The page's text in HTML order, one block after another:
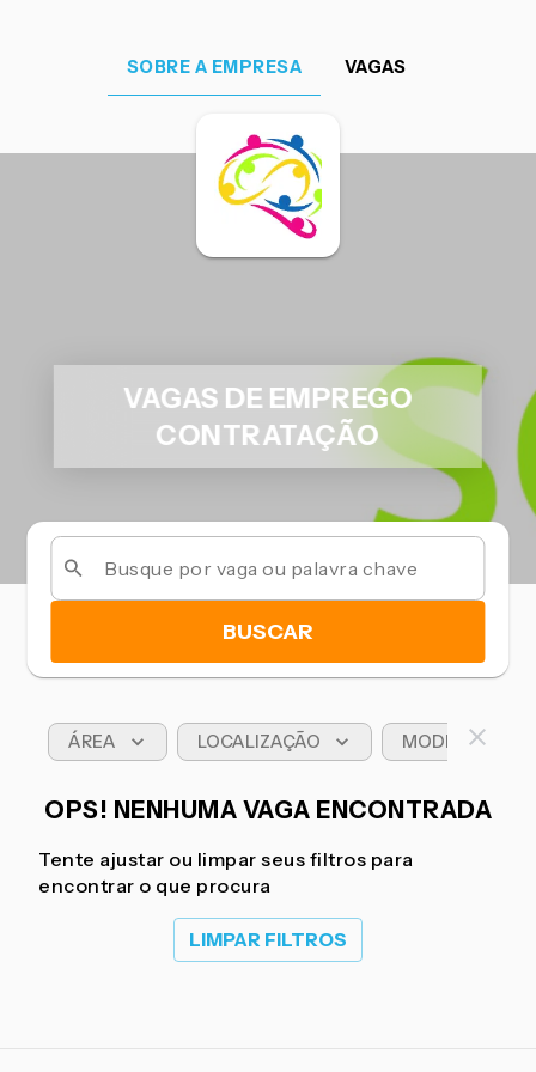
SOBRE A EMPRESA VAGAS
VAGAS DE EMPREGO
CONTRATAÇÃO
BUSCAR
ÁREA LOCALIZAÇÃO MODELO DE
OPS! NENHUMA VAGA ENCONTRADA
Tente ajustar ou limpar seus filtros para
encontrar o que procura
LIMPAR FILTROS